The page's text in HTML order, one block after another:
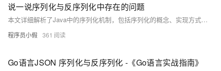
说一说序列化与反序列化中存在的问题
本文详细解析了Java中的序列化机制，包括序列化的概念、实现方式及应用场景。通过Student类的实例演示了对象的序列化与反序列化过程，并分析了`Serializable`接口的作用以及`serialVersionUID`的重要意义。此外，文章还探讨了如何通过自定义`readObject()`方法增强序列化的安全性，以及解决可序列化单例模式中可能产生的多实例问题。最后提供了代码示例和运行结果，帮助读者深入理解序列化的原理与实践技巧。
程序员小假 361
Go语言JSON 序列化与反序列化 -《Go语言实战指南》